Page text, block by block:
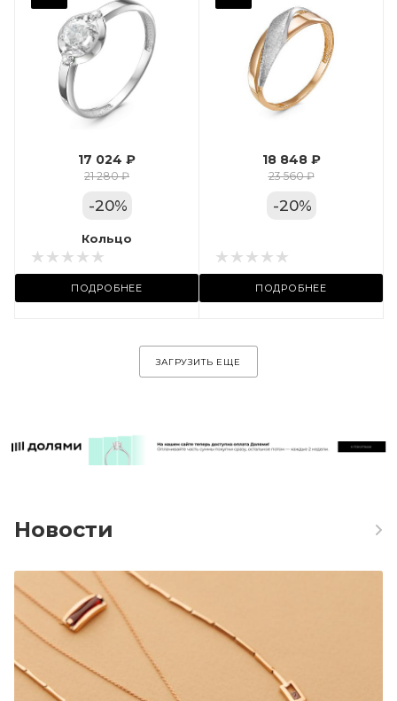
17 024 ₽
21 280 ₽
-20%
Кольцо
ПОДРОБНЕЕ
Вес драгметалла
Марка (бренд)
Дельта
Фианит
Цвет золота
КРАС
Местоположение:
ул. Пушкинская, 11А
18 848 ₽
23 560 ₽
-20%
ПОДРОБНЕЕ
ЗАГРУЗИТЬ ЕЩЕ
Новости